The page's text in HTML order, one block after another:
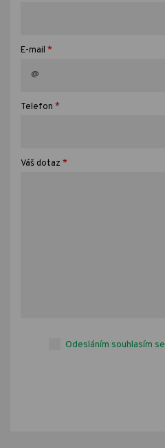
E-mail *
Telefon *
Váš dotaz *
Odesláním souhlasím se